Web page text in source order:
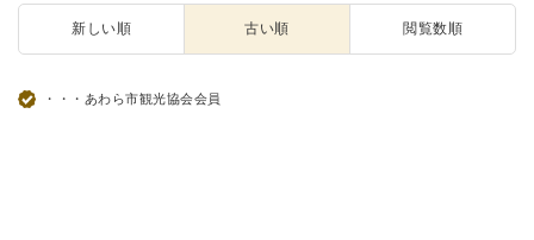
新しい順 古い順 閲覧数順
・・・あわら市観光協会会員